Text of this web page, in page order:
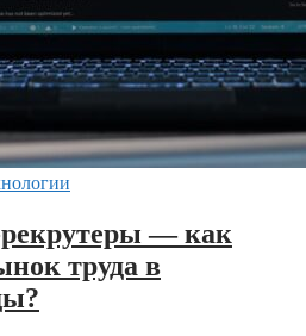
— как
труда в